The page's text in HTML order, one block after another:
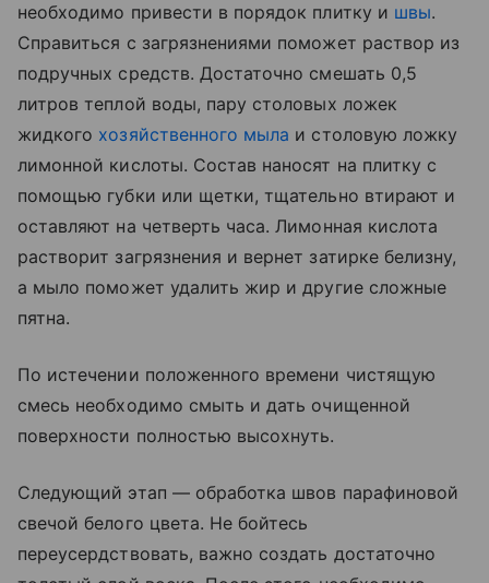
необходимо привести в порядок плитку и швы.
Справиться с загрязнениями поможет раствор из
подручных средств. Достаточно смешать 0,5
литров теплой воды, пару столовых ложек
жидкого хозяйственного мыла и столовую ложку
лимонной кислоты. Состав наносят на плитку с
помощью губки или щетки, тщательно втирают и
оставляют на четверть часа. Лимонная кислота
растворит загрязнения и вернет затирке белизну,
а мыло поможет удалить жир и другие сложные
пятна.
По истечении положенного времени чистящую
смесь необходимо смыть и дать очищенной
поверхности полностью высохнуть.
Следующий этап — обработка швов парафиновой
свечой белого цвета. Не бойтесь
переусердствовать, важно создать достаточно